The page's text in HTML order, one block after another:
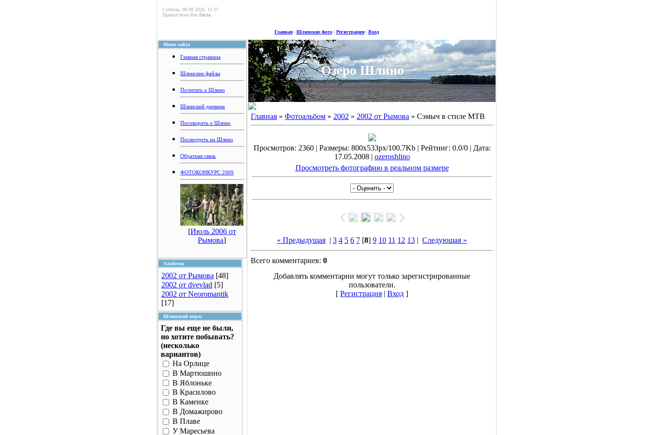
Суббота, 08.08.2026, 11:37
Приветствую Вас Гость
Главная| Шлинские фото| Регистрация| Вход
Меню сайта
Главная страница
Шлинские файлы
Почитать о Шлино
Шлинский дневник
Поговорить о Шлино
Посмотреть на Шлино
Обратная связь
ФОТОКОНКУРС 2009
[Июль 2006 от
Рымова]
Альбомы
2002 от Рымова [48]
2002 от dvevlad [5]
2002 от Neoromantik
[17]
Шлинский опрос
Где вы еще не были,
но хотите побывать?
(несколько
вариантов)
На Орлице
В Мартюшино
В Яблоньке
В Красилово
В Каменке
В Домажирово
В Плаве
У Маресьева
Озеро Шлино
Главная » Фотоальбом » 2002 » 2002 от Рымова » Сэмыч в стиле МТВ
Просмотров: 2360 | Размеры: 800x533px/100.7Kb | Рейтинг: 0.0/0 | Дата:
17.05.2008 | ozeroshlino
Просмотреть фотографию в реальном размере
« Предыдущая | 3 4 5 6 7 [8] 9 10 11 12 13 | Следующая »
Всего комментариев: 0
Добавлять комментарии могут только зарегистрированные
пользователи.
[ Регистрация | Вход ]